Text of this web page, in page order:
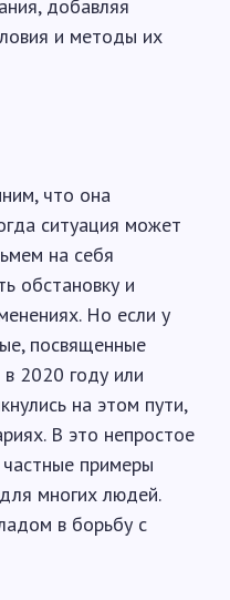
добавляя
и методы их
что она
ситуация может
на себя
обстановку и
Но если у
посвященные
в 2020 году или
на этом пути,
В это непростое
примеры
многих людей.
в борьбу с